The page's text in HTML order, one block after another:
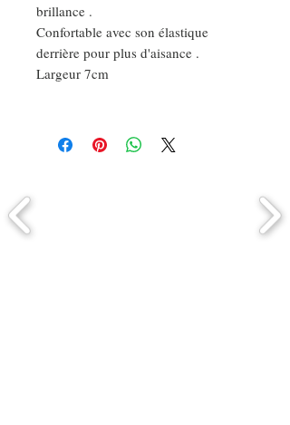
brillance .
Confortable avec son élastique
derrière pour plus d'aisance .
Largeur 7cm